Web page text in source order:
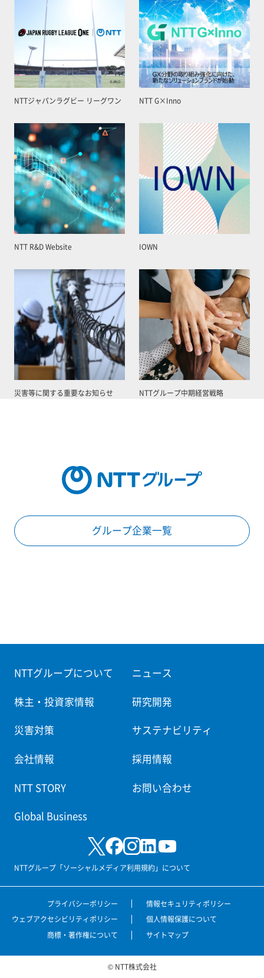
NTTジャパンラグビー リーグワン NTT G×Inno
NTT R&D Website IOWN
災害等に関する重要なお知らせ NTTグループ中期経営戦略
グループ企業一覧
NTTグループについて ニュース
株主・投資家情報 研究開発
災害対策 サステナビリティ
会社情報 採用情報
NTT STORY お問い合わせ
Global Business
NTTグループ「ソーシャルメディア利用規約」について
プライバシーポリシー
情報セキュリティポリシー
ウェブアクセシビリティポリシー
個人情報保護について
商標・著作権について
サイトマップ
© NTT株式会社